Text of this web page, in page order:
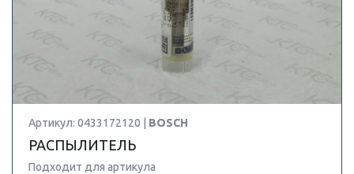
Артикул: 0433172120 | BOSCH
РАСПЫЛИТЕЛЬ
Подходит для артикула